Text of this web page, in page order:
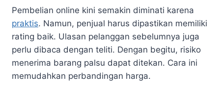
Pembelian online kini semakin diminati karena
praktis. Namun, penjual harus dipastikan memiliki
rating baik. Ulasan pelanggan sebelumnya juga
perlu dibaca dengan teliti. Dengan begitu, risiko
menerima barang palsu dapat ditekan. Cara ini
memudahkan perbandingan harga.